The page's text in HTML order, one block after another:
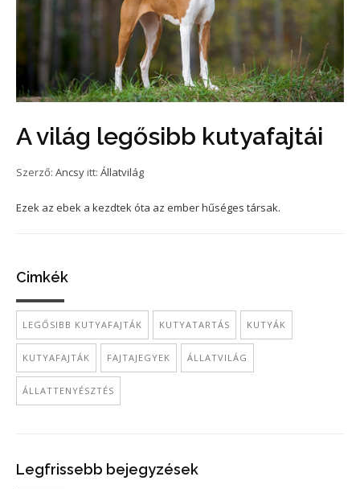
A világ legősibb kutyafajtái
Szerző: Ancsy itt: Állatvilág
Ezek az ebek a kezdtek óta az ember hűséges társak.
Cimkék
LEGŐSIBB KUTYAFAJTÁK KUTYATARTÁS KUTYÁK
KUTYAFAJTÁK FAJTAJEGYEK ÁLLATVILÁG
ÁLLATTENYÉSZTÉS
Legfrissebb bejegyzések